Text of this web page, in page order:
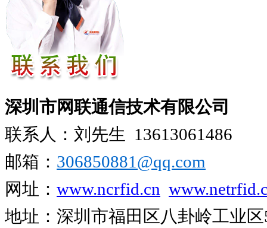
深圳市网联通信技术有限公司
联系人：刘先生 13613061486
邮箱： 306850881​@qq.com
网址： www.ncrfid.cn
地址：深圳市福田区八卦岭工业